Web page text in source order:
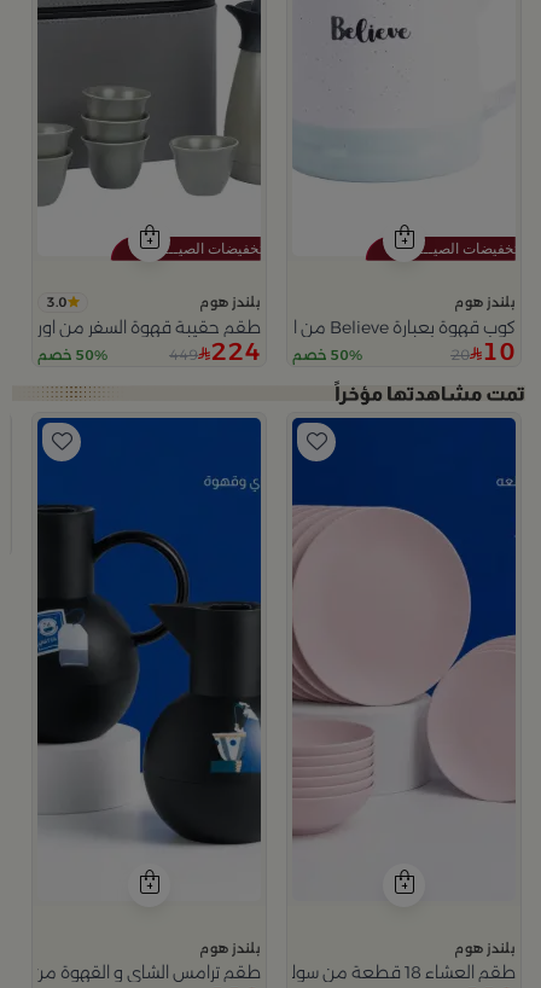
بلندز هوم
كوب قهوة بعبارة Believe من اورورا
10
20 50% خصم
بلندز هوم 3.0
طقم حقيبة قهوة السفر من اورورا
224
449 50% خصم
بلندز هوم
طقم العشاء 18 قطعة من سولانا
بلندز هوم
طقم ترامس الشاي و القهوة من